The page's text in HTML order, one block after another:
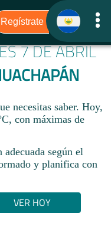
7 DE ABRIL
necesitas saber. Hoy,
con máximas de
según el
y planifica con
VER HOY